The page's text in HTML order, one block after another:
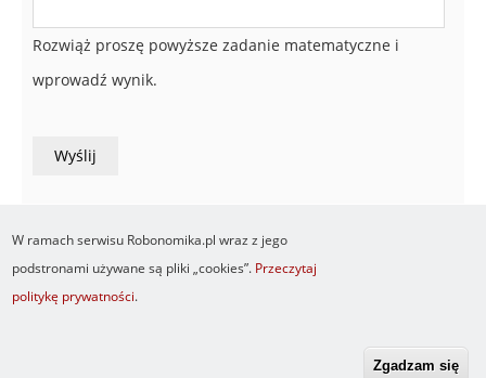
Rozwiąż proszę powyższe zadanie matematyczne i
wprowadź wynik.
Newsletter
W ramach serwisu Robonomika.pl wraz z jego
podstronami używane są pliki „cookies”. Przeczytaj
politykę prywatności.
Zgadzam się